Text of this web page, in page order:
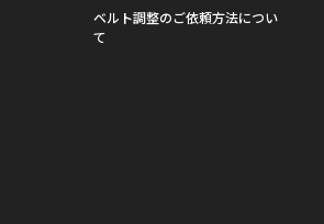
ベルト調整のご依頼方法につい
て